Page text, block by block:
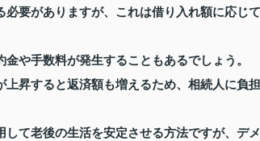
必要がありますが、これは借り入れ額に応じ
や手数料が発生することもあるでしょう。
上昇すると返済額も増えるため、相続人に負
して老後の生活を安定させる方法ですが、デ